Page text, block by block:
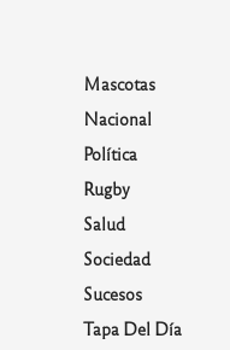
Mascotas
Nacional
Política
Rugby
Salud
Sociedad
Sucesos
Tapa Del Día